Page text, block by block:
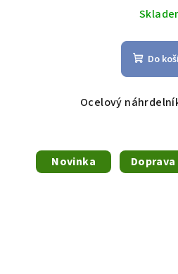
Do
Ocelový
Novinka